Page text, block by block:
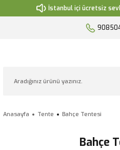
İstanbul içi ücretsiz
Anasayfa Tente Bahçe Tentesi
Bahçe